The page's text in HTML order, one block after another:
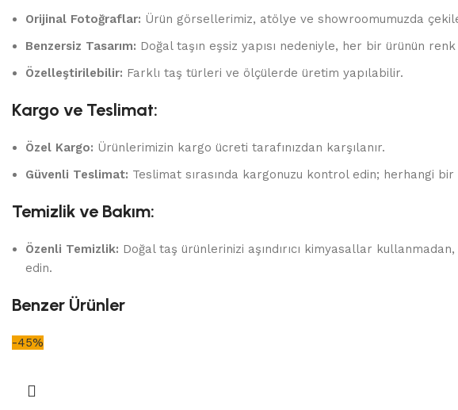
Orijinal Fotoğraflar: Ürün görsellerimiz, atölye ve showroomumuzda
Benzersiz Tasarım: Doğal taşın eşsiz yapısı nedeniyle, her bir ürünün
Özelleştirilebilir: Farklı taş türleri ve ölçülerde üretim yapılabilir.
Kargo ve Teslimat:
Özel Kargo: Ürünlerimizin kargo ücreti tarafınızdan karşılanır.
Güvenli Teslimat: Teslimat sırasında kargonuzu kontrol edin; herhangi
Temizlik ve Bakım:
Özenli Temizlik: Doğal taş ürünlerinizi aşındırıcı kimyasallar
edin.
Benzer Ürünler
-45%